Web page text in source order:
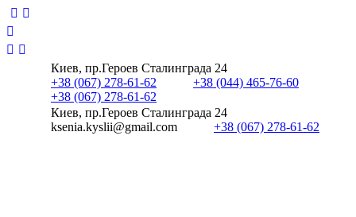
Киев, пр.Героев Сталинграда 24
+38 (067) 278-61-62
+38 (044) 465-76-60
+38 (067) 278-61-62
Киев, пр.Героев Сталинграда 24
ksenia.kyslii@gmail.com
+38 (067) 278-61-62